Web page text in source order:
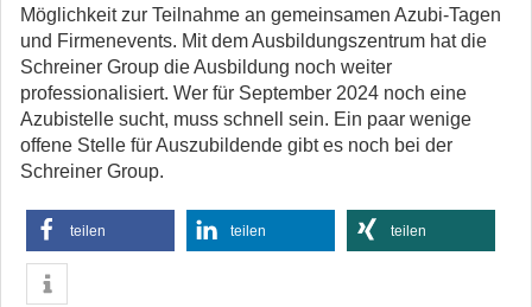
Möglichkeit zur Teilnahme an gemeinsamen Azubi-Tagen
und Firmenevents. Mit dem Ausbildungszentrum hat die
Schreiner Group die Ausbildung noch weiter
professionalisiert. Wer für September 2024 noch eine
Azubistelle sucht, muss schnell sein. Ein paar wenige
offene Stelle für Auszubildende gibt es noch bei der
Schreiner Group.
teilen teilen teilen